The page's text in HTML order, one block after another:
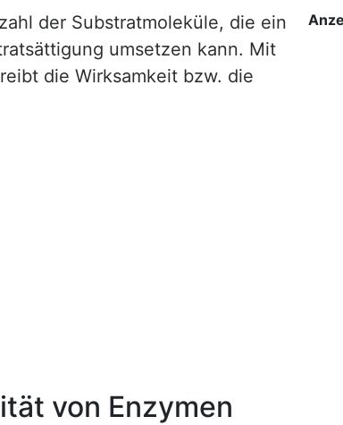
der Substratmoleküle, die ein
umsetzen kann. Mit
die Wirksamkeit bzw. die
von Enzymen